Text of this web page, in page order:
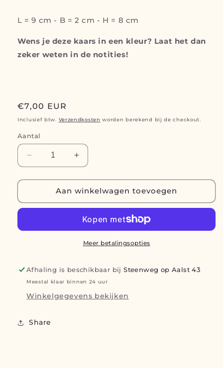
L = 9 cm - B = 2 cm - H = 8 cm
Wens je deze kaars in een kleur? Laat het dan
zeker weten in de notities!
Normale
prijs
€7,00 EUR
Inclusief btw. Verzendkosten worden berekend bij de checkout.
Aantal
Aantal
verlagen
voor
Rainbow
Heart
Aantal
verhogen
voor
Rainbow
Heart
Aan winkelwagen toevoegen
Meer betalingsopties
Afhaling is beschikbaar bijSteenweg op Aalst 43
Meestal klaar binnen 24 uur
Winkelgegevens bekijken
Share